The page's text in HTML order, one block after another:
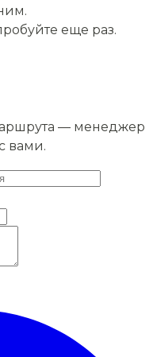
еще раз.
— менеджер
вами.